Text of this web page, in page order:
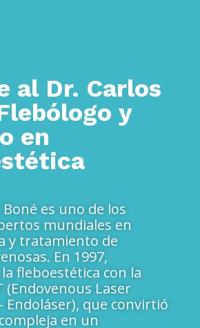
al Dr. Carlos
y
en
Boné es uno de los
mundiales en
y tratamiento de
En 1997,
fleboestética con la
(Endovenous Laser
Endoláser), que convirtió
en un